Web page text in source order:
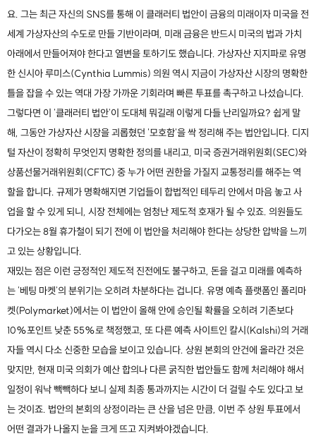
요. 그는 최근 자신의 SNS를 통해 이 클래러티 법안이 금융의 미래이자 미국을 전
세계 가상자산의 수도로 만들 기반이라며, 미래 금융은 반드시 미국의 법과 가치
아래에서 만들어져야 한다고 열변을 토하기도 했습니다. 가상자산 지지파로 유명
한 신시아 루미스(Cynthia Lummis) 의원 역시 지금이 가상자산 시장의 명확한
틀을 잡을 수 있는 역대 가장 가까운 기회라며 빠른 투표를 촉구하고 나섰습니다.
그렇다면 이 '클래러티 법안'이 도대체 뭐길래 이렇게 다들 난리일까요? 쉽게 말
해, 그동안 가상자산 시장을 괴롭혔던 '모호함'을 싹 정리해 주는 법안입니다. 디지
털 자산이 정확히 무엇인지 명확한 정의를 내리고, 미국 증권거래위원회(SEC)와
상품선물거래위원회(CFTC) 중 누가 어떤 권한을 가질지 교통정리를 해주는 역
할을 합니다. 규제가 명확해지면 기업들이 합법적인 테두리 안에서 마음 놓고 사
업을 할 수 있게 되니, 시장 전체에는 엄청난 제도적 호재가 될 수 있죠. 의원들도
다가오는 8월 휴가철이 되기 전에 이 법안을 처리해야 한다는 상당한 압박을 느끼
고 있는 상황입니다.
재밌는 점은 이런 긍정적인 제도적 진전에도 불구하고, 돈을 걸고 미래를 예측하
는 '베팅 마켓'의 분위기는 오히려 차분하다는 겁니다. 유명 예측 플랫폼인 폴리마
켓(Polymarket)에서는 이 법안이 올해 안에 승인될 확률을 오히려 기존보다
10%포인트 낮춘 55%로 책정했고, 또 다른 예측 사이트인 칼시(Kalshi)의 거래
자들 역시 다소 신중한 모습을 보이고 있습니다. 상원 본회의 안건에 올라간 것은
맞지만, 현재 미국 의회가 예산 합의나 다른 굵직한 법안들도 함께 처리해야 해서
일정이 워낙 빽빽하다 보니 실제 최종 통과까지는 시간이 더 걸릴 수도 있다고 보
는 것이죠. 법안의 본회의 상정이라는 큰 산을 넘은 만큼, 이번 주 상원 투표에서
어떤 결과가 나올지 눈을 크게 뜨고 지켜봐야겠습니다.